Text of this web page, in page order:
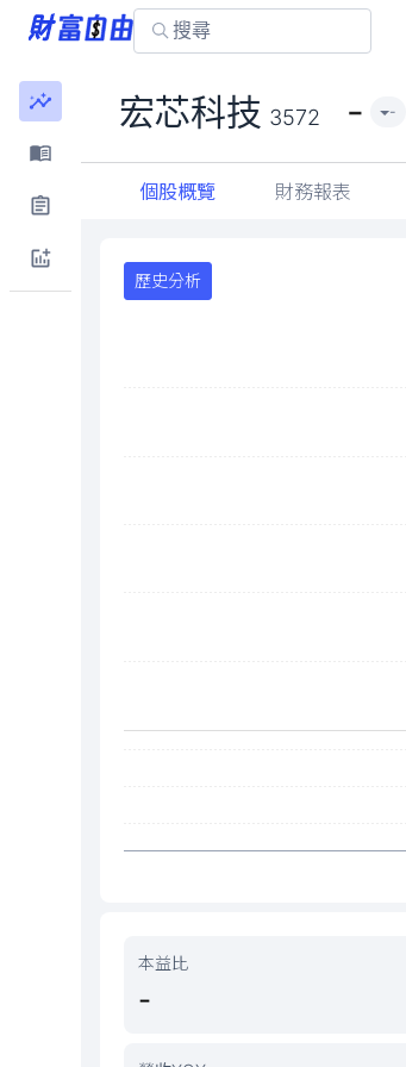
宏芯科技 3572 - -
個股概覽 財務報表
歷史分析
本益比
-